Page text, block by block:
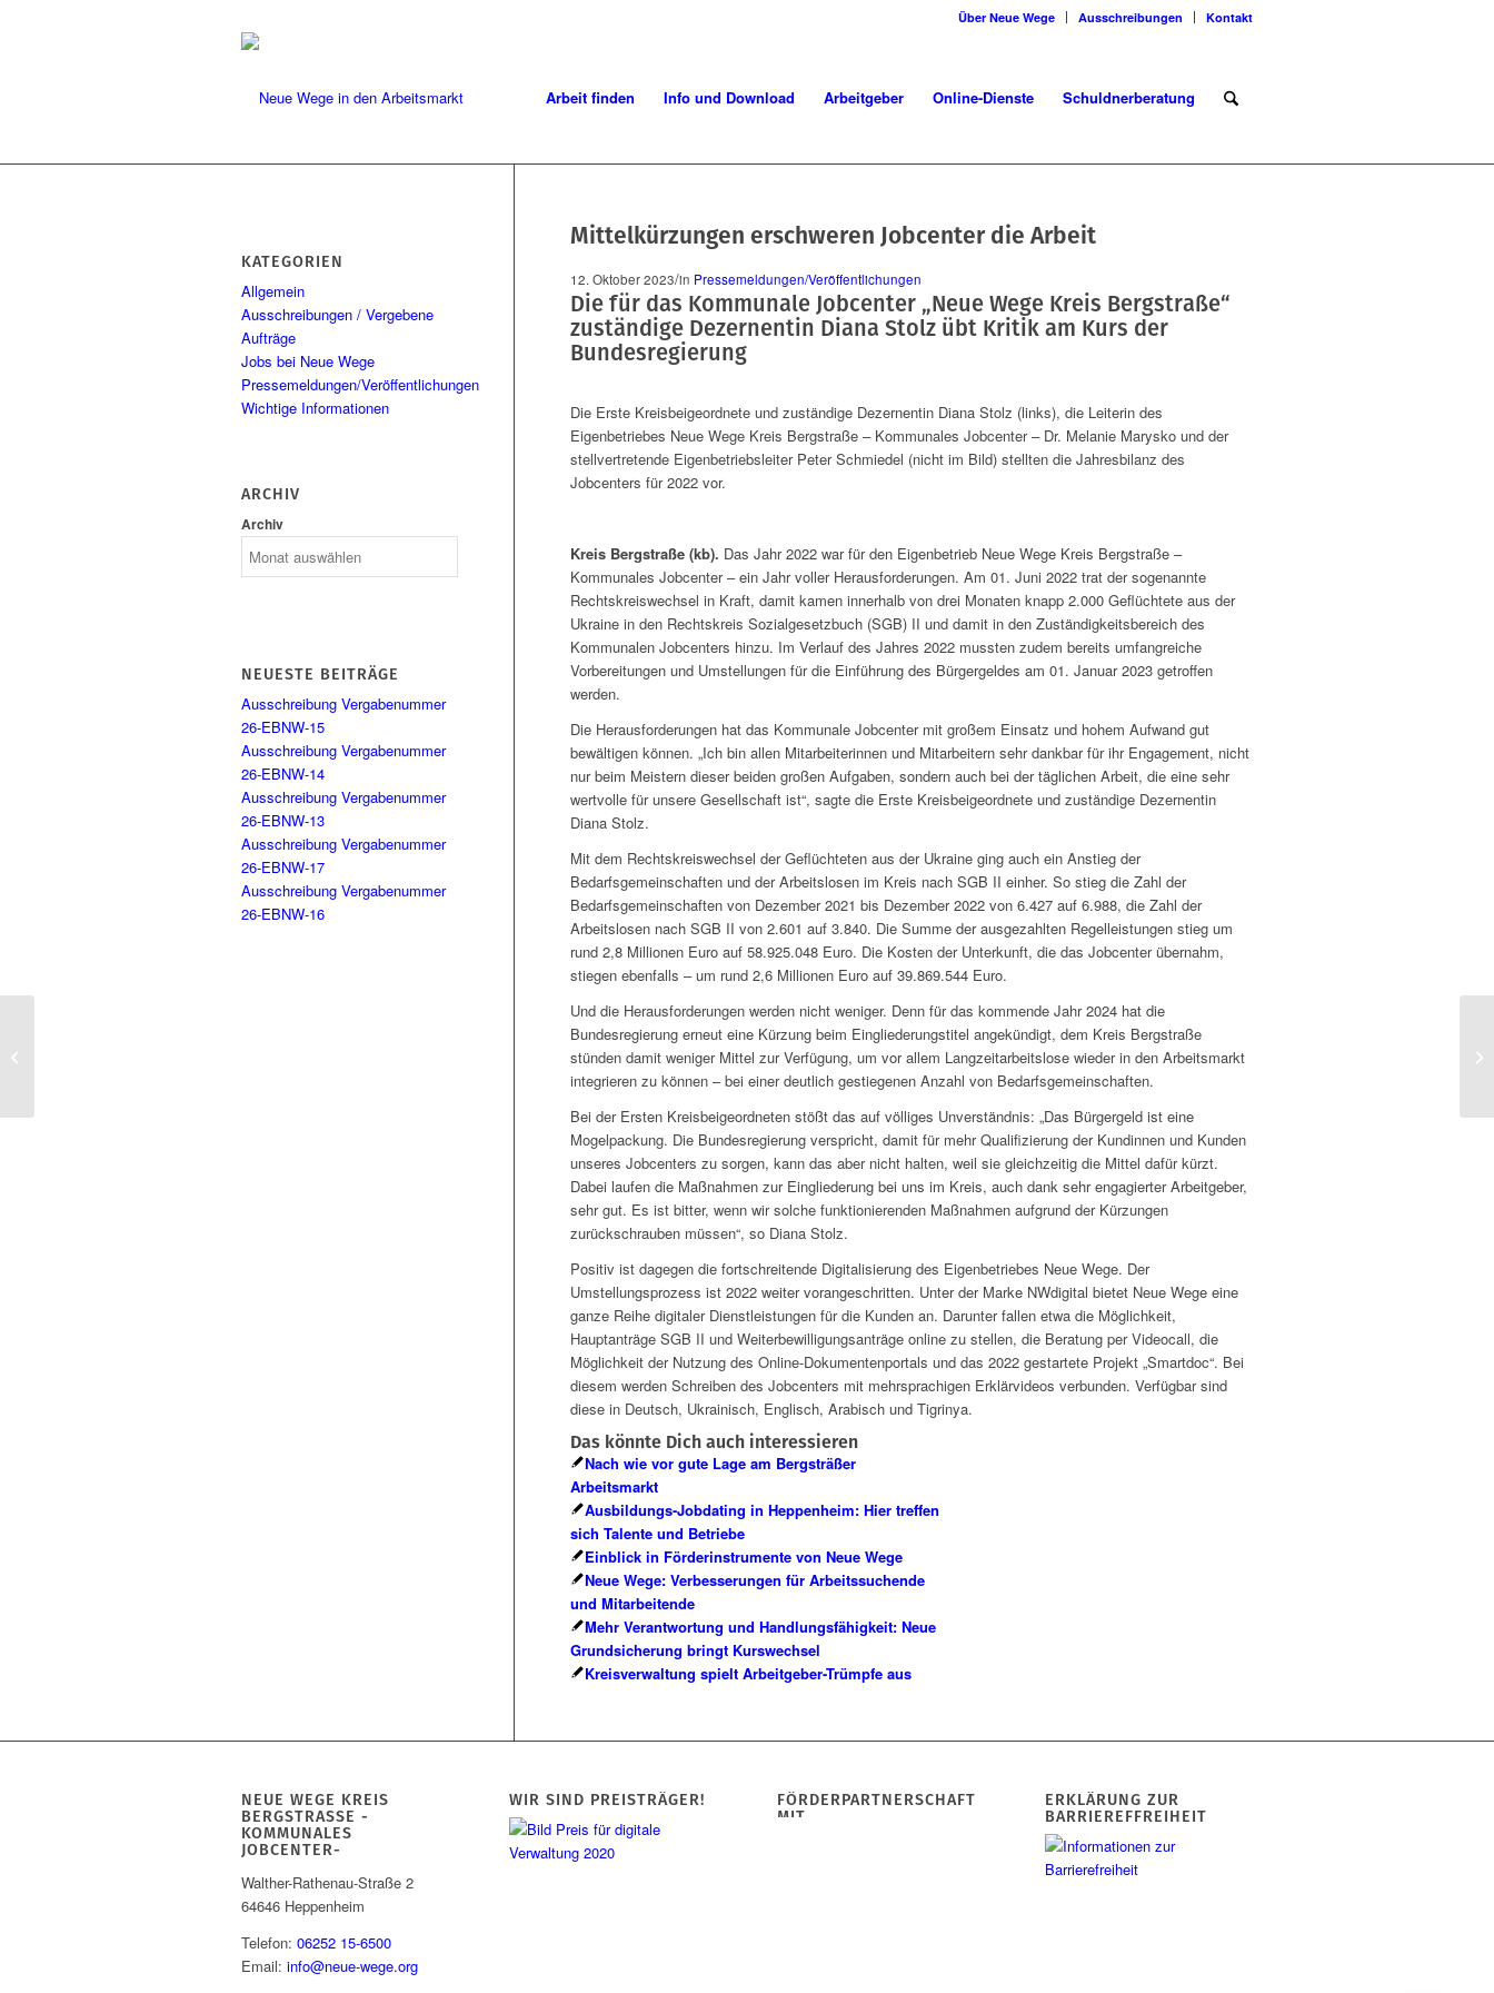
Über Neue Wege Ausschreibungen Kontakt
Arbeit finden Info und Download Arbeitgeber Online-Dienste Schuldnerberatung
Mittelkürzungen erschweren Jobcenter die Arbeit
12. Oktober 2023/in Pressemeldungen/Veröffentlichungen
Die für das Kommunale Jobcenter „Neue Wege Kreis Bergstraße“
zuständige Dezernentin Diana Stolz übt Kritik am Kurs der
Bundesregierung
Die Erste Kreisbeigeordnete und zuständige Dezernentin Diana Stolz (links), die Leiterin des
Eigenbetriebes Neue Wege Kreis Bergstraße – Kommunales Jobcenter – Dr. Melanie Marysko und der
stellvertretende Eigenbetriebsleiter Peter Schmiedel (nicht im Bild) stellten die Jahresbilanz des
Jobcenters für 2022 vor.
Kreis Bergstraße (kb). Das Jahr 2022 war für den Eigenbetrieb Neue Wege Kreis Bergstraße –
Kommunales Jobcenter – ein Jahr voller Herausforderungen. Am 01. Juni 2022 trat der sogenannte
Rechtskreiswechsel in Kraft, damit kamen innerhalb von drei Monaten knapp 2.000 Geflüchtete aus der
Ukraine in den Rechtskreis Sozialgesetzbuch (SGB) II und damit in den Zuständigkeitsbereich des
Kommunalen Jobcenters hinzu. Im Verlauf des Jahres 2022 mussten zudem bereits umfangreiche
Vorbereitungen und Umstellungen für die Einführung des Bürgergeldes am 01. Januar 2023 getroffen
werden.
Die Herausforderungen hat das Kommunale Jobcenter mit großem Einsatz und hohem Aufwand gut
bewältigen können. „Ich bin allen Mitarbeiterinnen und Mitarbeitern sehr dankbar für ihr Engagement, nicht
nur beim Meistern dieser beiden großen Aufgaben, sondern auch bei der täglichen Arbeit, die eine sehr
wertvolle für unsere Gesellschaft ist“, sagte die Erste Kreisbeigeordnete und zuständige Dezernentin
Diana Stolz.
Mit dem Rechtskreiswechsel der Geflüchteten aus der Ukraine ging auch ein Anstieg der
Bedarfsgemeinschaften und der Arbeitslosen im Kreis nach SGB II einher. So stieg die Zahl der
Bedarfsgemeinschaften von Dezember 2021 bis Dezember 2022 von 6.427 auf 6.988, die Zahl der
Arbeitslosen nach SGB II von 2.601 auf 3.840. Die Summe der ausgezahlten Regelleistungen stieg um
rund 2,8 Millionen Euro auf 58.925.048 Euro. Die Kosten der Unterkunft, die das Jobcenter übernahm,
stiegen ebenfalls – um rund 2,6 Millionen Euro auf 39.869.544 Euro.
Und die Herausforderungen werden nicht weniger. Denn für das kommende Jahr 2024 hat die
Bundesregierung erneut eine Kürzung beim Eingliederungstitel angekündigt, dem Kreis Bergstraße
stünden damit weniger Mittel zur Verfügung, um vor allem Langzeitarbeitslose wieder in den Arbeitsmarkt
integrieren zu können – bei einer deutlich gestiegenen Anzahl von Bedarfsgemeinschaften.
Bei der Ersten Kreisbeigeordneten stößt das auf völliges Unverständnis: „Das Bürgergeld ist eine
Mogelpackung. Die Bundesregierung verspricht, damit für mehr Qualifizierung der Kundinnen und Kunden
unseres Jobcenters zu sorgen, kann das aber nicht halten, weil sie gleichzeitig die Mittel dafür kürzt.
Dabei laufen die Maßnahmen zur Eingliederung bei uns im Kreis, auch dank sehr engagierter Arbeitgeber,
sehr gut. Es ist bitter, wenn wir solche funktionierenden Maßnahmen aufgrund der Kürzungen
zurückschrauben müssen“, so Diana Stolz.
Positiv ist dagegen die fortschreitende Digitalisierung des Eigenbetriebes Neue Wege. Der
Umstellungsprozess ist 2022 weiter vorangeschritten. Unter der Marke NWdigital bietet Neue Wege eine
ganze Reihe digitaler Dienstleistungen für die Kunden an. Darunter fallen etwa die Möglichkeit,
Hauptanträge SGB II und Weiterbewilligungsanträge online zu stellen, die Beratung per Videocall, die
Möglichkeit der Nutzung des Online-Dokumentenportals und das 2022 gestartete Projekt „Smartdoc“. Bei
diesem werden Schreiben des Jobcenters mit mehrsprachigen Erklärvideos verbunden. Verfügbar sind
diese in Deutsch, Ukrainisch, Englisch, Arabisch und Tigrinya.
Das könnte Dich auch interessieren
Nach wie vor gute Lage am Bergsträßer
Arbeitsmarkt
Ausbildungs-Jobdating in Heppenheim: Hier treffen
sich Talente und Betriebe
Einblick in Förderinstrumente von Neue Wege
Neue Wege: Verbesserungen für Arbeitssuchende
und Mitarbeitende
Mehr Verantwortung und Handlungsfähigkeit: Neue
Grundsicherung bringt Kurswechsel
Kreisverwaltung spielt Arbeitgeber-Trümpfe aus
KATEGORIEN
Allgemein
Ausschreibungen / Vergebene
Aufträge
Jobs bei Neue Wege
Pressemeldungen/Veröffentlichungen
Wichtige Informationen
ARCHIV
Archiv
NEUESTE BEITRÄGE
Ausschreibung Vergabenummer
26-EBNW-15
Ausschreibung Vergabenummer
26-EBNW-14
Ausschreibung Vergabenummer
26-EBNW-13
Ausschreibung Vergabenummer
26-EBNW-17
Ausschreibung Vergabenummer
26-EBNW-16
NEUE WEGE KREIS
BERGSTRASSE -K
OMMUNALES J
OBCENTER-
Walther-Rathenau-Straße 2
64646 Heppenheim
Telefon: 06252 15-6500
Email: info@neue-wege.org
WIR SIND PREISTRÄGER! FÖRDERPARTNERSCHAFT
MIT…
ERKLÄRUNG ZUR
BARRIEREFFREIHEIT